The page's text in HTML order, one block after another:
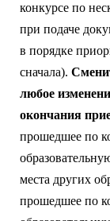
конкурсе по
при подаче
в порядке
сначала).
любое
окончания
прошедшее по
места других
прошедшее по